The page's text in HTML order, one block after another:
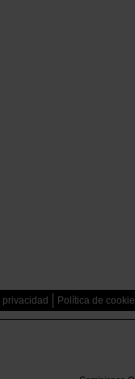
privacidad Política de